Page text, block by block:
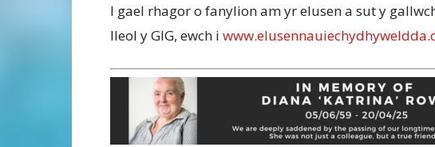
I gael rhagor o fanylion am yr elusen a sut y
lleol y GIG, ewch i